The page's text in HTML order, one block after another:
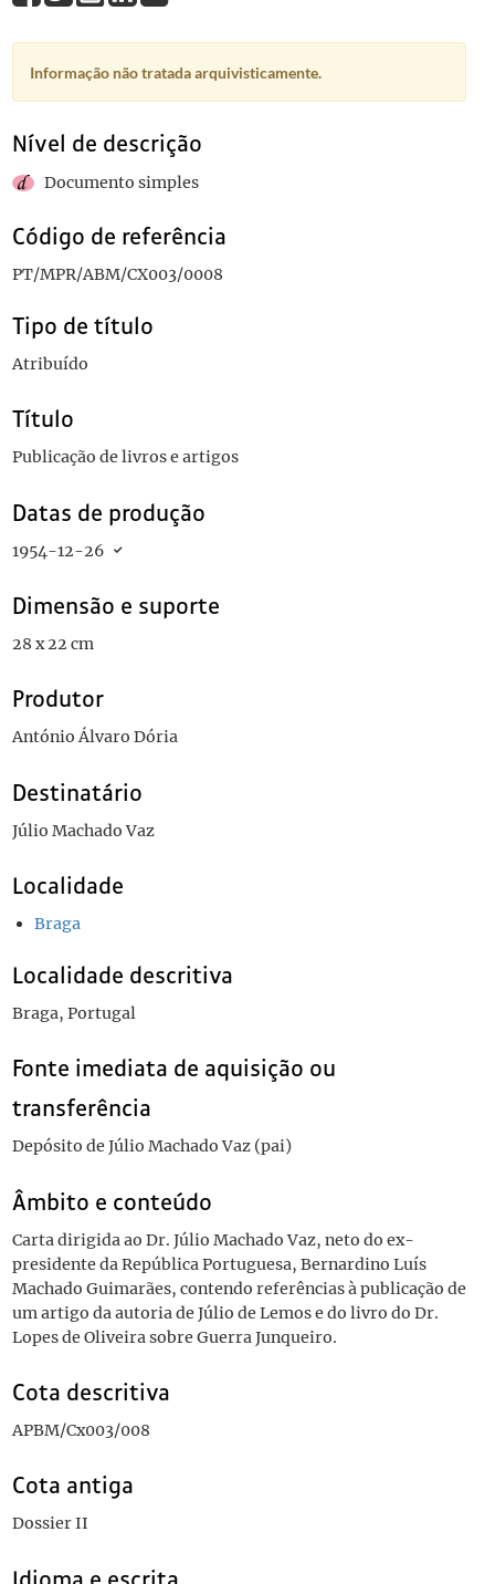
Informação não tratada arquivisticamente.
Nível de descrição
Documento simples
Código de referência
PT/MPR/ABM/CX003/0008
Tipo de título
Atribuído
Título
Publicação de livros e artigos
Datas de produção
1954-12-26
Dimensão e suporte
28 x 22 cm
Produtor
António Álvaro Dória
Destinatário
Júlio Machado Vaz
Localidade
Braga
Localidade descritiva
Braga, Portugal
Fonte imediata de aquisição ou
transferência
Depósito de Júlio Machado Vaz (pai)
Âmbito e conteúdo
Carta dirigida ao Dr. Júlio Machado Vaz, neto do ex-
presidente da República Portuguesa, Bernardino Luís
Machado Guimarães, contendo referências à publicação de
um artigo da autoria de Júlio de Lemos e do livro do Dr.
Lopes de Oliveira sobre Guerra Junqueiro.
Cota descritiva
APBM/Cx003/008
Cota antiga
Dossier II